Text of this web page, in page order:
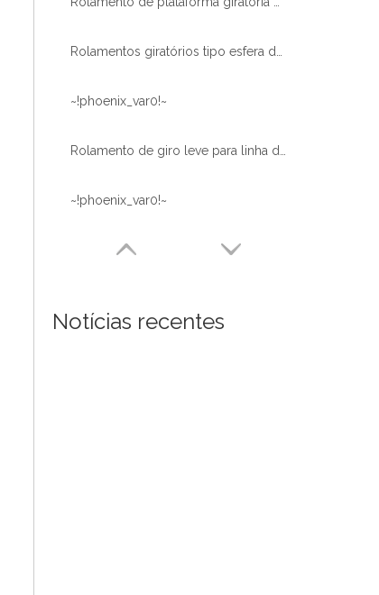
~!phoenix_var0!~
~!phoenix_var0!~
Notícias recentes